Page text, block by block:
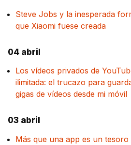
Steve Jobs y la inesperada
que Xiaomi fuese creada
04 abril
Los vídeos privados de
ilimitada: el trucazo para
gigas de vídeos desde mi móvil
03 abril
Más que una app es un